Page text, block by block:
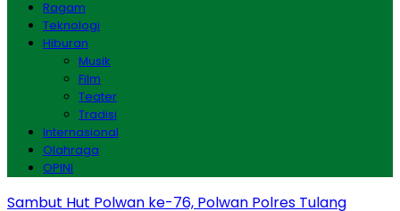
Ragam
Teknologi
Hiburan
Musik
Film
Teater
Tradisi
Internasional
Olahraga
OPINI
Sambut Hut Polwan ke-76, Polwan Polres Tulang